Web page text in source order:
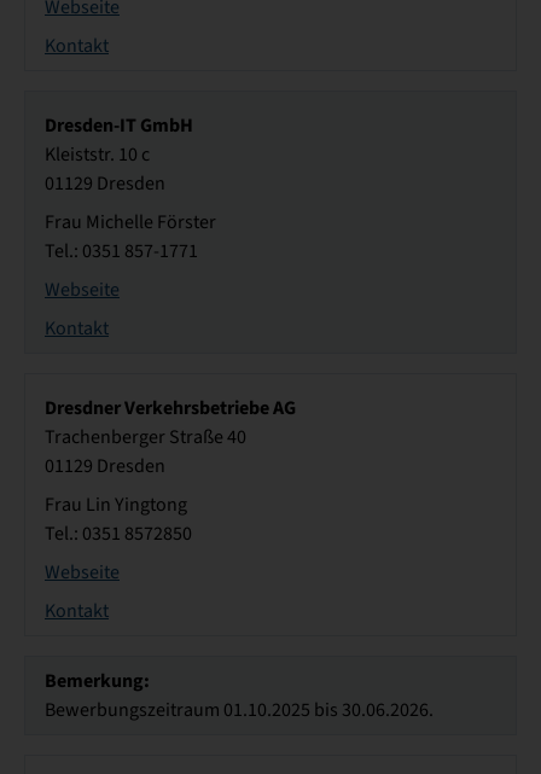
Webseite
Kontakt
Dresden-IT GmbH
Kleiststr. 10 c
01129 Dresden
Frau Michelle Förster
Tel.: 0351 857-1771
Webseite
Kontakt
Dresdner Verkehrsbetriebe AG
Trachenberger Straße 40
01129 Dresden
Frau Lin Yingtong
Tel.: 0351 8572850
Webseite
Kontakt
Bemerkung:
Bewerbungszeitraum 01.10.2025 bis 30.06.2026.